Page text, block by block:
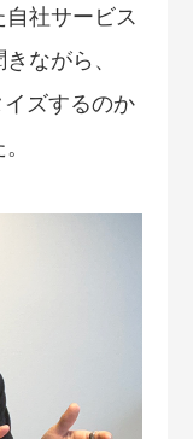
自社サービス
ながら、
ズするのか